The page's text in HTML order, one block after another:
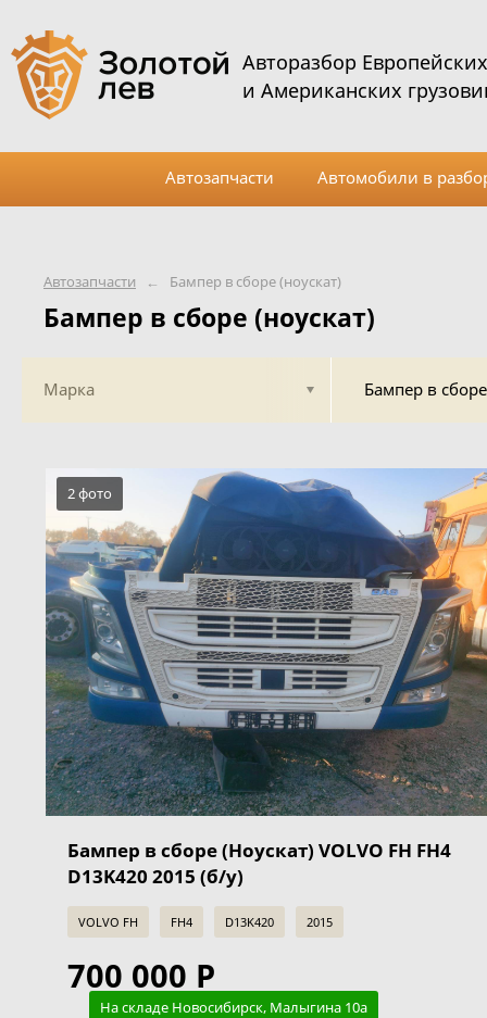
Автозапчасти ← Бампер в сборе (ноускат)
Бампер в сборе (ноускат)
Марка Бампер в
2 фото
Бампер в сборе (Ноускат) VOLVO FH FH4
D13K420 2015 (б/у)
VOLVO FH FH4 D13K420 2015
700 000 Р
На складе Новосибирск, Малыгина 10а
Авторазбор Европейских
и Американских
Автозапчасти Автомобили в